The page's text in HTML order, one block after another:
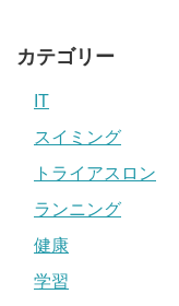
カテゴリー
IT
スイミング
トライアスロン
ランニング
健康
学習